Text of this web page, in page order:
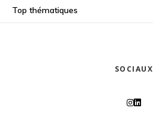
Top thématiques
SOCIAUX